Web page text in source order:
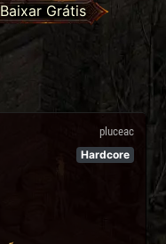
Baixar Grátis
Hardcore
pluceac